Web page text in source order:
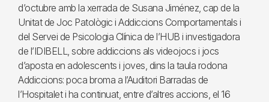
d’octubre amb la xerrada de Susana Jiménez, cap de la
Unitat de Joc Patològic i Addiccions Comportamentals i
del Servei de Psicologia Clínica de l’HUB i investigadora
de l’IDIBELL, sobre addiccions als videojocs i jocs
d’aposta en adolescents i joves, dins la taula rodona
Addiccions: poca broma a l’Auditori Barradas de
l’Hospitalet i ha continuat, entre d’altres accions, el 16